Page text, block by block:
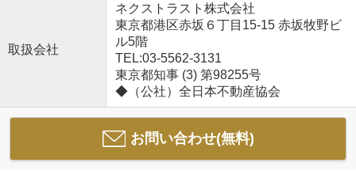
取扱会社
ネクストラスト株式会社
東京都港区赤坂６丁目15-15 赤坂牧野ビ
ル5階
TEL:03-5562-3131
東京都知事 (3) 第98255号
◆（公社）全日本不動産協会
お問い合わせ(無料)